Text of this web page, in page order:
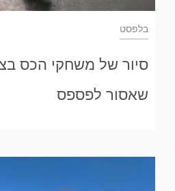
בלפסט
סיור של משחקי הכס
שאסור לפספס